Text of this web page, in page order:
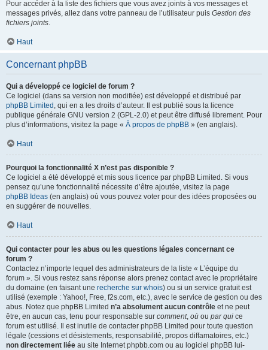
Pour accéder à la liste des fichiers que vous avez joints à vos messages et
messages privés, allez dans votre panneau de l’utilisateur puis Gestion des
fichiers joints.
Haut
Concernant phpBB
Qui a développé ce logiciel de forum ?
Ce logiciel (dans sa version non modifiée) est développé et distribué par
phpBB Limited , qui en a les droits d’auteur. Il est publié sous la licence
publique générale GNU version 2 (GPL-2.0) et peut être diffusé librement. Pour
plus d’informations, visitez la page « À propos de phpBB » (en anglais).
Haut
Pourquoi la fonctionnalité X n’est pas disponible ?
Ce logiciel a été développé et mis sous licence par phpBB Limited. Si vous
pensez qu’une fonctionnalité nécessite d’être ajoutée, visitez la page
phpBB Ideas (en anglais) où vous pouvez voter pour des idées proposées ou
en suggérer de nouvelles.
Haut
Qui contacter pour les abus ou les questions légales concernant ce
forum ?
Contactez n’importe lequel des administrateurs de la liste « L’équipe du
forum ». Si vous restez sans réponse alors prenez contact avec le propriétaire
du domaine (en faisant une recherche sur whois) ou si un service gratuit est
utilisé (exemple : Yahoo!, Free, f2s.com, etc.), avec le service de gestion ou des
abus. Notez que phpBB Limited n’a absolument aucun contrôle et ne peut
être, en aucun cas, tenu pour responsable sur comment, où ou par qui ce
forum est utilisé. Il est inutile de contacter phpBB Limited pour toute question
légale (cessions et désistements, responsabilité, propos diffamatoires, etc.)
non directement liée au site Internet phpbb.com ou au logiciel phpBB lui-